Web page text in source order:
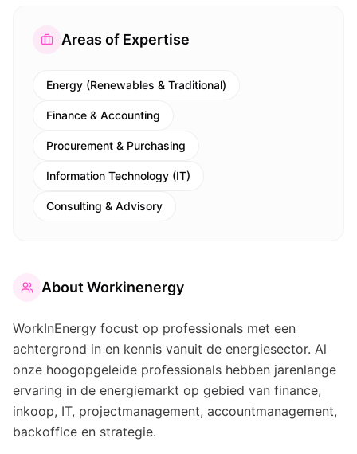
Areas of Expertise
Energy (Renewables & Traditional)
Finance & Accounting
Procurement & Purchasing
Information Technology (IT)
Consulting & Advisory
About Workinenergy
WorkInEnergy focust op professionals met een
achtergrond in en kennis vanuit de energiesector. Al
onze hoogopgeleide professionals hebben jarenlange
ervaring in de energiemarkt op gebied van finance,
inkoop, IT, projectmanagement, accountmanagement,
backoffice en strategie.